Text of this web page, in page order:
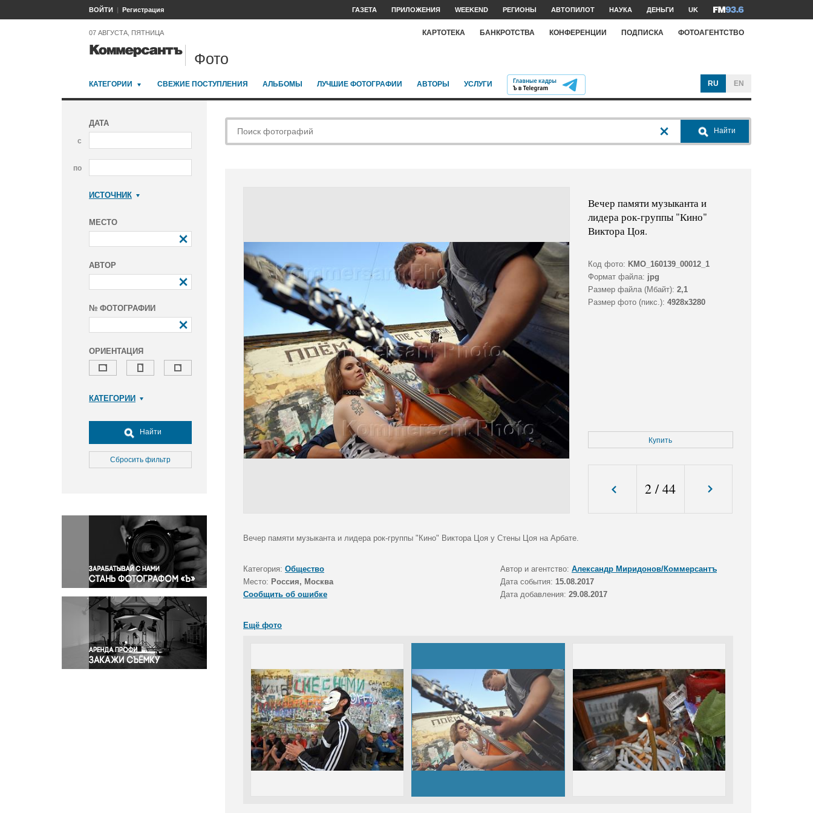
ВОЙТИ Регистрация ГАЗЕТА ПРИЛОЖЕНИЯ WEEKEND РЕГИОНЫ АВТОПИЛОТ НАУКА ДЕНЬГИ UK
07 АВГУСТА, ПЯТНИЦА КАРТОТЕКА БАНКРОТСТВА КОНФЕРЕНЦИИ ПОДПИСКА ФОТОАГЕНТСТВО
Фото
КАТЕГОРИИ СВЕЖИЕ ПОСТУПЛЕНИЯ АЛЬБОМЫ ЛУЧШИЕ ФОТОГРАФИИ АВТОРЫ УСЛУГИ RU EN
ДАТА
с
по
ИСТОЧНИК
МЕСТО
АВТОР
№ ФОТОГРАФИИ
ОРИЕНТАЦИЯ
КАТЕГОРИИ
Досуг, туризм и отдых
Культура
Медицина
Окружающая среда
Политика
Правосудие
Происшествия и конфликты
Религия
Светская жизнь
Спорт
Экология
Экономика и бизнес
Найти
Сбросить фильтр
Найти
Вечер памяти музыканта и
лидера рок-группы "Кино"
Виктора Цоя.
Код фото: KMO_160139_00012_1
Формат файла: jpg
Размер файла (Мбайт): 2,1
Размер фото (пикс.): 4928x3280
Купить
2 /44
Вечер памяти музыканта и лидера рок-группы "Кино" Виктора Цоя у Стены Цоя на Арбате.
Категория: Общество Автор и агентство: Александр Миридонов/Коммерсантъ
Место: Россия, Москва Дата события: 15.08.2017
Сообщить об ошибке
Дата добавления: 29.08.2017
Ещё фото